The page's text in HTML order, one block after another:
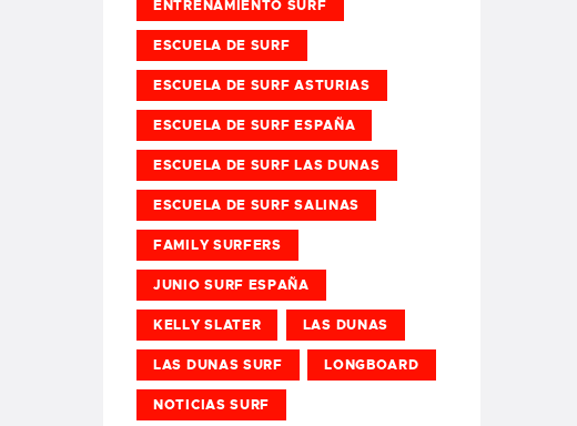
ENTRENAMIENTO SURF
ESCUELA DE SURF
ESCUELA DE SURF ASTURIAS
ESCUELA DE SURF ESPAÑA
ESCUELA DE SURF LAS DUNAS
ESCUELA DE SURF SALINAS
FAMILY SURFERS
JUNIO SURF ESPAÑA
KELLY SLATER LAS DUNAS
LAS DUNAS SURF LONGBOARD
NOTICIAS SURF